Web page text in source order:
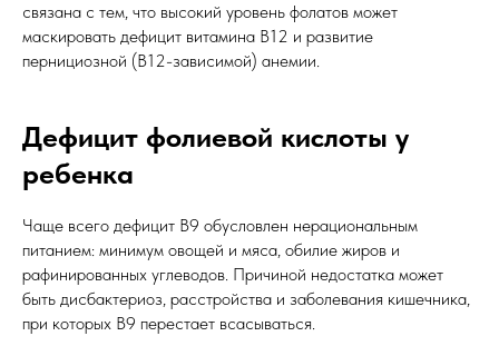
связана с тем, что высокий уровень фолатов может
маскировать дефицит витамина B12 и развитие
пернициозной (В12-зависимой) анемии.
Дефицит фолиевой кислоты у
ребенка
Чаще всего дефицит В9 обусловлен нерациональным
питанием: минимум овощей и мяса, обилие жиров и
рафинированных углеводов. Причиной недостатка может
быть дисбактериоз, расстройства и заболевания кишечника,
при которых В9 перестает всасываться.